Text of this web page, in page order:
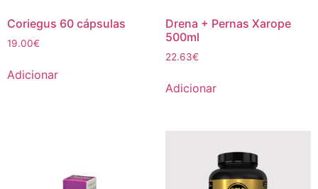
Coriegus 60 cápsulas
19.00€
Adicionar
Drena + Pernas Xarope
500ml
22.63€
Adicionar